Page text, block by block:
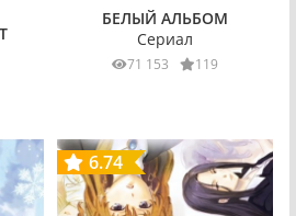
БЕЛЫЙ АЛЬБОМ
Сериал
71 153 119
6.74